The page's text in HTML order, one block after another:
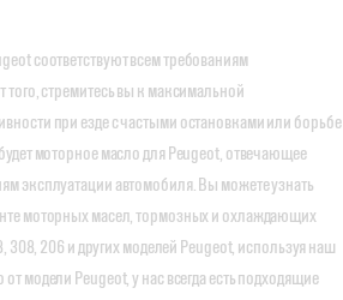
соответствуют всем требованиям
того, стремитесь вы к максимальной
при езде с частыми остановками или борьбе
моторное масло для Peugeot, отвечающее
эксплуатации автомобиля. Вы можете узнать
моторных масел, тормозных и охлаждающих
308, 206 и других моделей Peugeot, используя наш
модели Peugeot, у нас всегда есть подходящие